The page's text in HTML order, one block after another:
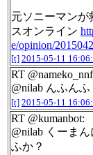
元ソニーマン
スオンライン
e/opinion/
[t] 2015-05-11
RT
@nilab んふんふ
[t] 2015-05-11
RT @kumanbot:
@nilab くーま
ふか？